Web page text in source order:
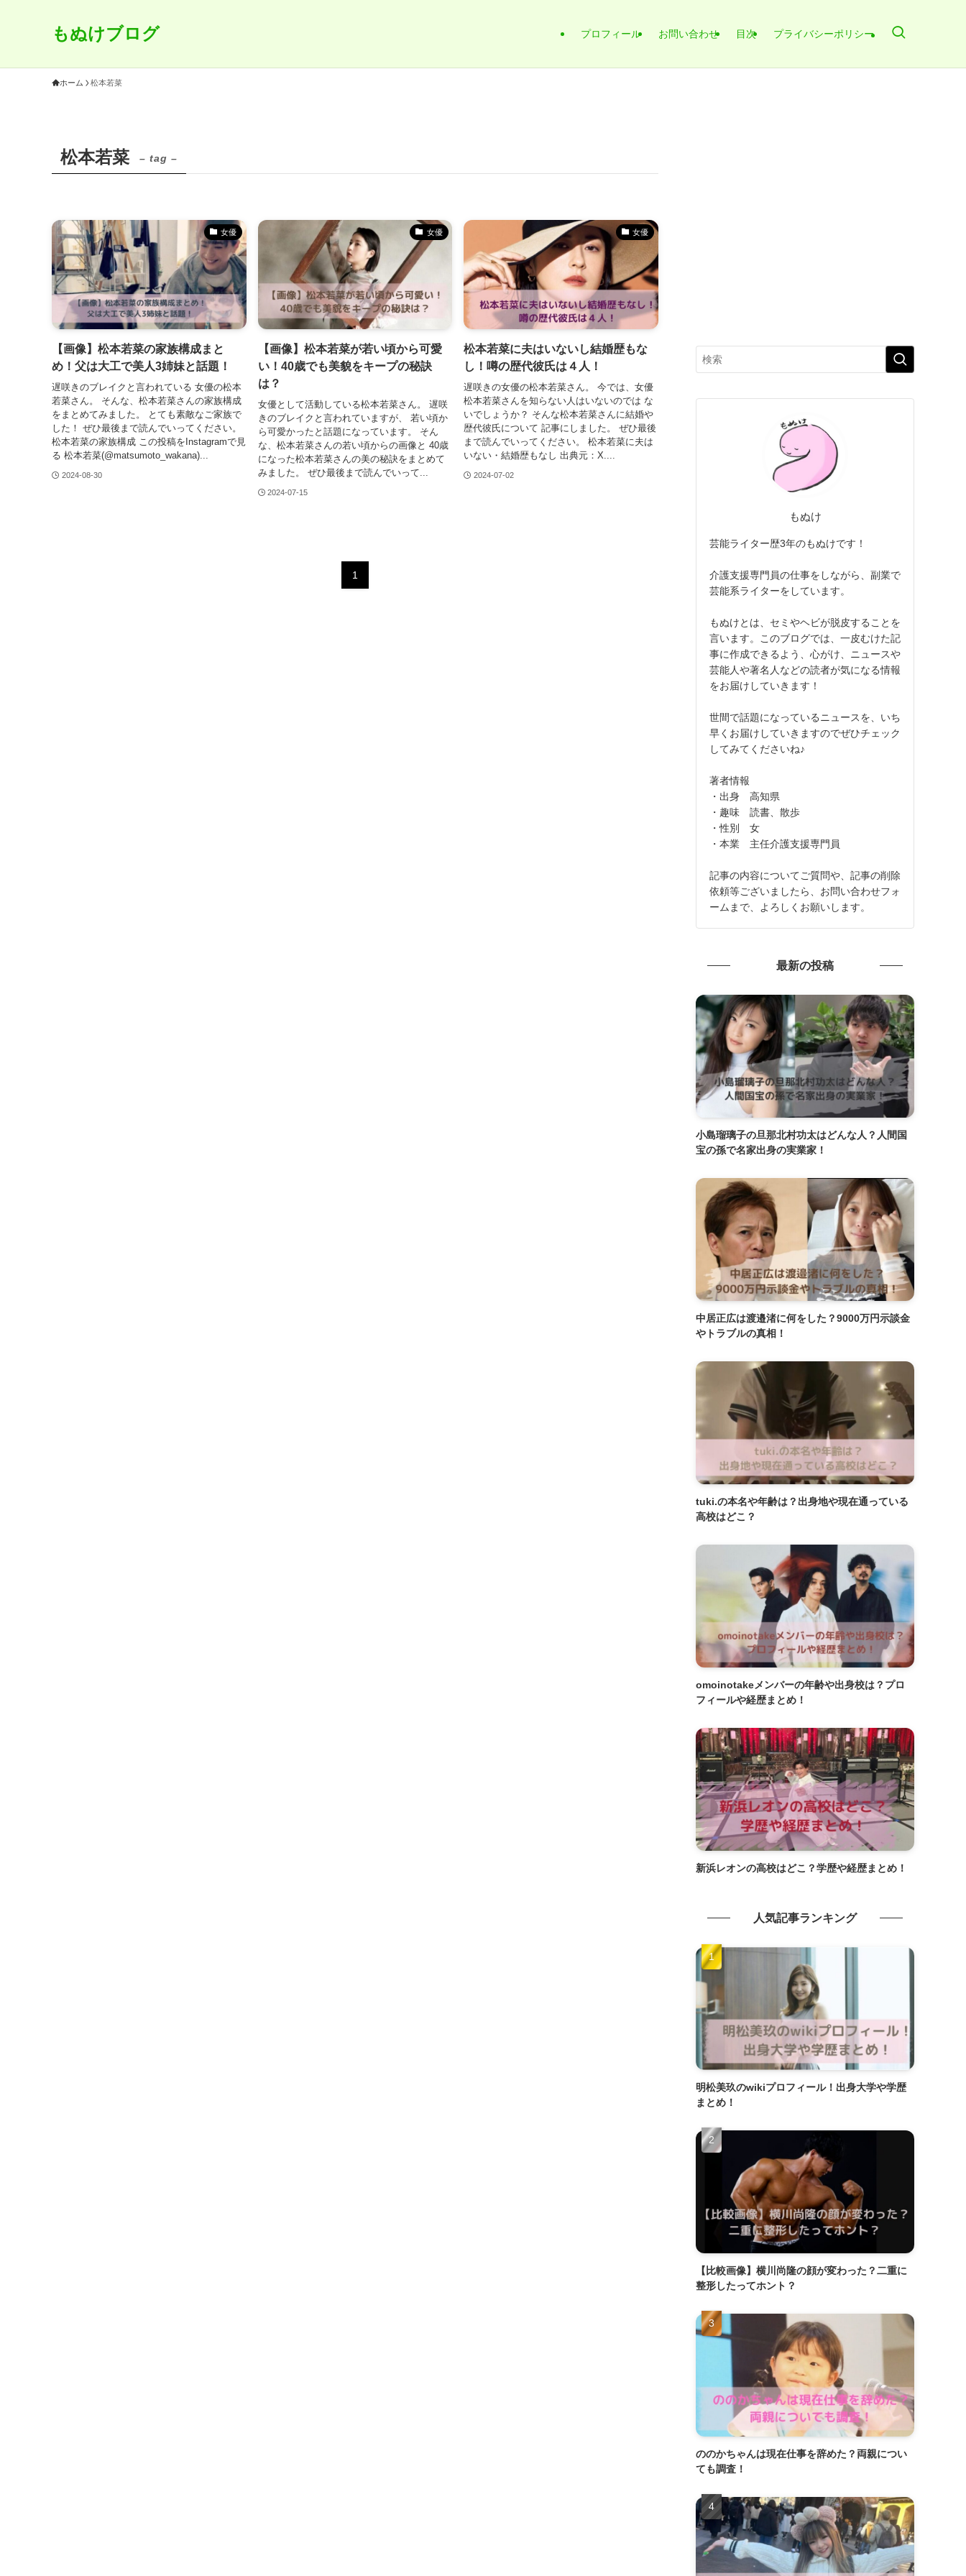
もぬけブログ プロフィール お問い合わせ 目次 プライバシーポリシー
ホーム 松本若菜
松本若菜 – tag –
女優
【画像】松本若菜の家族構成まと
め！父は大工で美人3姉妹と話題！
遅咲きのブレイクと言われている 女優の松本
若菜さん。 そんな、松本若菜さんの家族構成
をまとめてみました。 とても素敵なご家族で
した！ ぜひ最後まで読んでいってください。
松本若菜の家族構成 この投稿をInstagramで見
る 松本若菜(@matsumoto_wakana)...
2024-08-30
女優
【画像】松本若菜が若い頃から可愛
い！40歳でも美貌をキープの秘訣
は？
女優として活動している松本若菜さん。 遅咲
きのブレイクと言われていますが、 若い頃か
ら可愛かったと話題になっています。 そん
な、松本若菜さんの若い頃からの画像と 40歳
になった松本若菜さんの美の秘訣をまとめて
みました。 ぜひ最後まで読んでいって...
2024-07-15
女優
松本若菜に夫はいないし結婚歴もな
し！噂の歴代彼氏は４人！
遅咲きの女優の松本若菜さん。 今では、女優
松本若菜さんを知らない人はいないのでは な
いでしょうか？ そんな松本若菜さんに結婚や
歴代彼氏について 記事にしました。 ぜひ最後
まで読んでいってください。 松本若菜に夫は
いない・結婚歴もなし 出典元：X....
2024-07-02
1
もぬけ
芸能ライター歴3年のもぬけです！
介護支援専門員の仕事をしながら、副業で
芸能系ライターをしています。
もぬけとは、セミやヘビが脱皮することを
言います。このブログでは、一皮むけた記
事に作成できるよう、心がけ、ニュースや
芸能人や著名人などの読者が気になる情報
をお届けしていきます！
世間で話題になっているニュースを、いち
早くお届けしていきますのでぜひチェック
してみてくださいね♪
著者情報
・出身 高知県
・趣味 読書、散歩
・性別 女
・本業 主任介護支援専門員
記事の内容についてご質問や、記事の削除
依頼等ございましたら、お問い合わせフォ
ームまで、よろしくお願いします。
最新の投稿
小島瑠璃子の旦那北村功太はどんな人？人間国
宝の孫で名家出身の実業家！
中居正広は渡邉渚に何をした？9000万円示談金
やトラブルの真相！
tuki.の本名や年齢は？出身地や現在通っている
高校はどこ？
omoinotakeメンバーの年齢や出身校は？プロ
フィールや経歴まとめ！
新浜レオンの高校はどこ？学歴や経歴まとめ！
人気記事ランキング
明松美玖のwikiプロフィール！出身大学や学歴
まとめ！
【比較画像】横川尚隆の顔が変わった？二重に
整形したってホント？
ののかちゃんは現在仕事を辞めた？両親につい
ても調査！